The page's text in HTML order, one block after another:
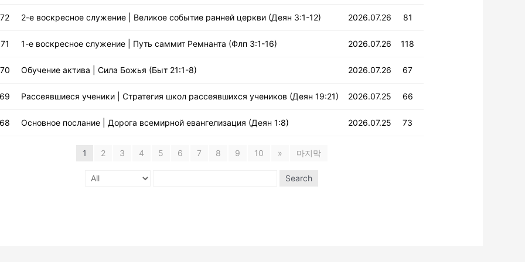
2-е воскресное служение | Великое событие ранней церкви (Деян 3:1-12) 2026.07.26 81
1-е воскресное служение | Путь саммит Ремнанта (Флп 3:1-16) 2026.07.26 118
Обучение актива | Сила Божья (Быт 21:1-8) 2026.07.26 67
Рассеявшиеся ученики | Стратегия школ рассеявшихся учеников (Деян 19:21) 2026.07.25 66
Основное послание | Дорога всемирной евангелизация (Деян 1:8) 2026.07.25 73
1 2 3 4 5 6 7 8 9 10 » 마지막
Search